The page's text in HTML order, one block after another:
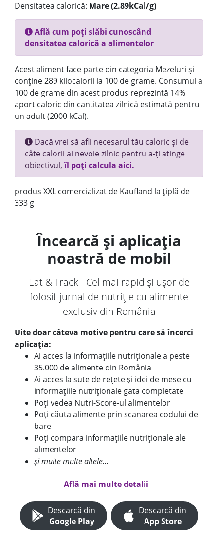
Densitatea calorică: Mare (2.89kCal/g)
Află cum poți slăbi cunoscând
densitatea calorică a alimentelor
Acest aliment face parte din categoria Mezeluri și
conține 289 kilocalorii la 100 de grame. Consumul a
100 de grame din acest produs reprezintă 14%
aport caloric din cantitatea zilnică estimată pentru
un adult (2000 kCal).
Dacă vrei să afli necesarul tău caloric și de
câte calorii ai nevoie zilnic pentru a-ți atinge
obiectivul,îl poți calcula aici.
produs XXL comercializat de Kaufland la țiplă de
333 g
Încearcă și aplicația
noastră de mobil
Eat & Track - Cel mai rapid și ușor de
folosit jurnal de nutriție cu alimente
exclusiv din România
Uite doar câteva motive pentru care să încerci
aplicația:
Ai acces la informațiile nutriționale a peste
35.000 de alimente din România
Ai acces la sute de rețete și idei de mese cu
informațiile nutriționale gata completate
Poți vedea Nutri-Score-ul alimentelor
Poți căuta alimente prin scanarea codului de
bare
Poți compara informațiile nutriționale ale
alimentelor
și multe multe altele...
Află mai multe detalii
Descarcă din
Google Play
Descarcă din
App Store